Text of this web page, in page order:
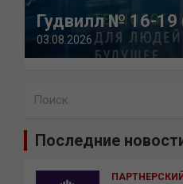
Гудвилл № 16-
03.08.2026
Последние